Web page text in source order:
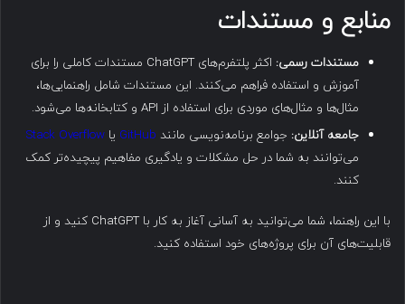
منابع و مستندات
مستندات رسمی:
اکثر پلتفرم‌های ChatGPT مستندات کاملی را برای
آموزش و استفاده فراهم می‌کنند. این مستندات شامل راهنمایی‌ها،
مثال‌ها و مثال‌های موردی برای استفاده از API و کتابخانه‌ها می‌شود.
جامعه آنلاین: جوامع برنامه‌نویسی مانند GitHub یا
می‌توانند به شما در حل مشکلات و یادگیری مفاهیم پیچیده‌تر کمک
کنند.
با این راهنما، شما می‌توانید به آسانی آغاز به کار با ChatGPT کنید و از
قابلیت‌های آن برای پروژه‌های خود استفاده کنید.